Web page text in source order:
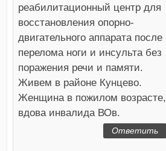
реабилитационный центр для
восстановления опорно-
двигательного аппарата после
перелома ноги и инсульта без
поражения речи и памяти.
Живем в районе Кунцево.
Женщина в пожилом возрасте,
вдова инвалида ВОв.
Ответить